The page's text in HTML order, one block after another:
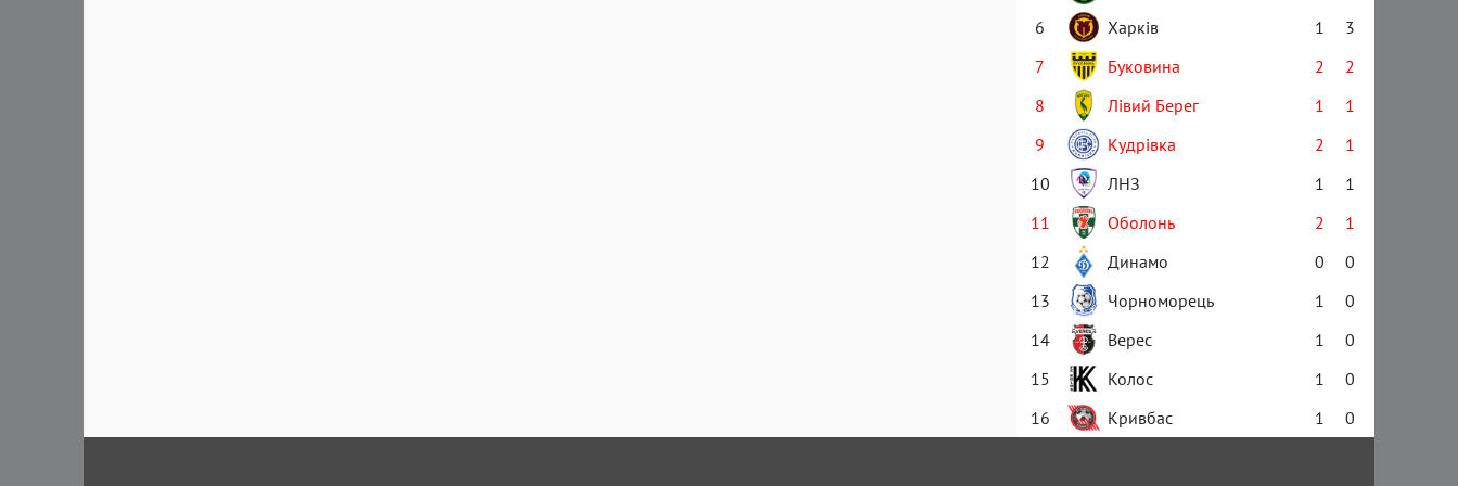
6
Харків 1
3
7
Буковина 2
2
8
Лівий Берег 1
1
9
Кудрівка 2
1
10
ЛНЗ 1
1
11
Оболонь 2
1
12
Динамо 0
0
13
Чорноморець 1
0
14
Верес 1
0
15
Колос 1
0
16
Кривбас 1 0